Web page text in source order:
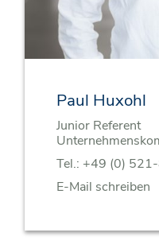
Paul Huxohl
Junior Referent
Tel.: +49 (0)
E-Mail schreiben